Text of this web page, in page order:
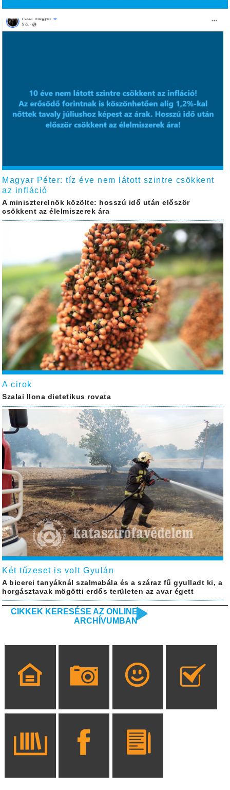
Magyar Péter: tíz éve nem látott szintre csökkent
az infláció
A miniszterelnök közölte: hosszú idő után először
csökkent az élelmiszerek ára
A cirok
Szalai Ilona dietetikus rovata
Két tűzeset is volt Gyulán
A bicerei tanyáknál szalmabála és a száraz fű gyulladt ki, a
horgásztavak mögötti erdős területen az avar égett
CIKKEK KERESÉSE AZ ONLINE
ARCHÍVUMBAN